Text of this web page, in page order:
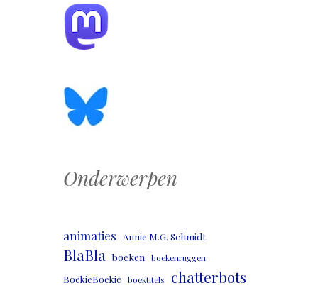
Onderwerpen
animaties Annie M.G. Schmidt
BlaBla boeken boekenruggen
BoekieBoekie boektitels chatterbots